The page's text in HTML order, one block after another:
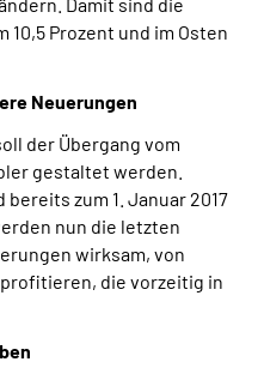
10,5 Prozent und im Osten
Neuerungen
der Übergang vom
gestaltet werden.
zum 1. Januar 2017
nun die letzten
wirksam, von
die vorzeitig in